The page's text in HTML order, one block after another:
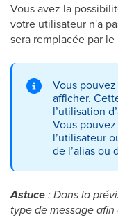
Vous avez la
votre utilisateur n'a
sera remplacée par
Vous
afficher.
l’utilisation
Vous
l’utilisateur
de l’alias ou
Astuce: Dans la
type de message